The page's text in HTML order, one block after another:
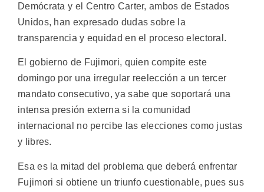
Demócrata y el Centro Carter, ambos de Estados
Unidos, han expresado dudas sobre la
transparencia y equidad en el proceso electoral.
El gobierno de Fujimori, quien compite este
domingo por una irregular reelección a un tercer
mandato consecutivo, ya sabe que soportará una
intensa presión externa si la comunidad
internacional no percibe las elecciones como justas
y libres.
Esa es la mitad del problema que deberá enfrentar
Fujimori si obtiene un triunfo cuestionable, pues sus